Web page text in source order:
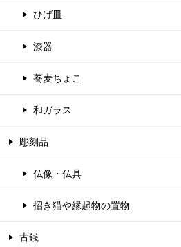
ひげ皿
漆器
蕎麦ちょこ
和ガラス
彫刻品
仏像・仏具
招き猫や縁起物の置物
古銭